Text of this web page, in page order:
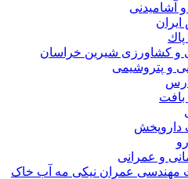
آشاميدنی
پاك
و کشاورزی شیرین خراسان
و پتروشیمی
داروپخش
و عمرانی
عمران نیکی مه آب خاک